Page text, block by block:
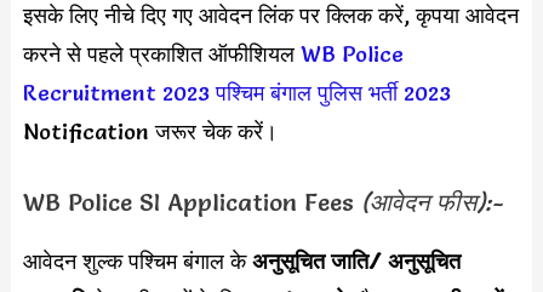
इसके लिए नीचे दिए गए आवेदन लिंक पर क्लिक करें, कृपया आवेदन
करने से पहले प्रकाशित ऑफीशियल WB Police
Recruitment 2023 पश्चिम बंगाल पुलिस भर्ती 2023
Notification जरूर चेक करें।
WB Police SI Application Fees (आवेदन फीस):-
आवेदन शुल्क पश्चिम बंगाल केअनुसूचित जाति/ अनुसूचित